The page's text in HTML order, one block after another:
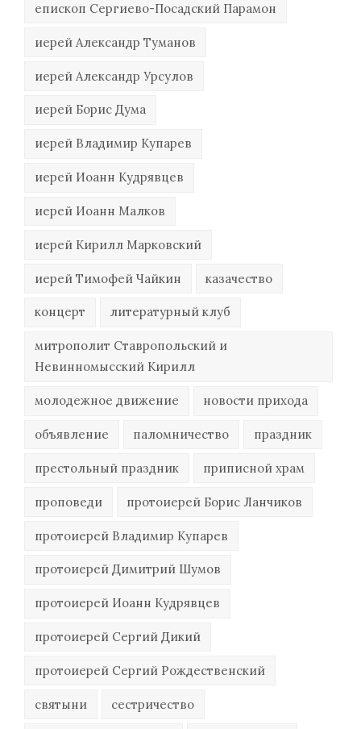
епископ Сергиево-Посадский Парамон
иерей Александр Туманов
иерей Александр Урсулов
иерей Борис Дума
иерей Владимир Купарев
иерей Иоанн Кудрявцев
иерей Иоанн Малков
иерей Кирилл Марковский
иерей Тимофей Чайкин казачество
концерт литературный клуб
митрополит Ставропольский и
Невинномысский Кирилл
молодежное движение новости прихода
объявление паломничество праздник
престольный праздник приписной храм
проповеди протоиерей Борис Ланчиков
протоиерей Владимир Купарев
протоиерей Димитрий Шумов
протоиерей Иоанн Кудрявцев
протоиерей Сергий Дикий
протоиерей Сергий Рождественский
святыни сестричество